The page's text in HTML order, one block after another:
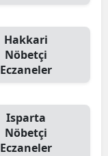
Hakkari
Nöbetçi
Eczaneler
Isparta
Nöbetçi
Eczaneler